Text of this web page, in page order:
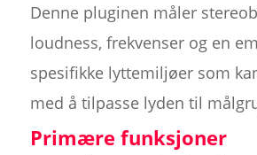
Denne pluginen måler
loudness, frekvenser og en
spesifikke lyttemiljøer som
med å tilpasse lyden til
Primære funksjoner